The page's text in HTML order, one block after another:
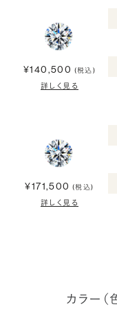
¥140,500 (税込)
詳しく見る
¥171,500 (税込)
詳しく見る
カラー（